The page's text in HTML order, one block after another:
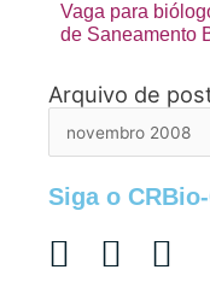
Vaga para
de Saneamento
Arquivo de
Arquivo
Siga o